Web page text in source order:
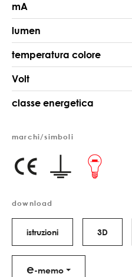
mA
lumen
temperatura colore
Volt
classe energetica
marchi/simboli
download
istruzioni 3D
e-memo